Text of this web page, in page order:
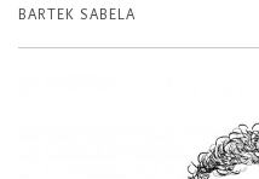
BARTEK SABELA